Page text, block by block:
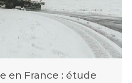
en France : étude